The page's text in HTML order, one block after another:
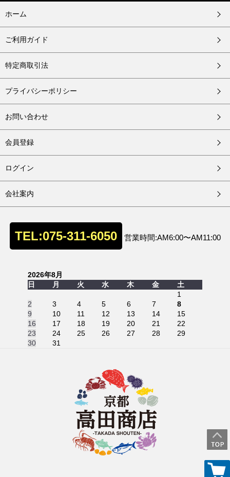
ホーム
ご利用ガイド
特定商取引法
プライバシーポリシー
お問い合わせ
会員登録
ログイン
会社案内
TEL:075-311-6050 営業時間:AM6:00〜AM11:00
2026年8月
日
月 火 水 木 金
土
1
2
3 4 5 6 7
8
9
10 11 12 13 14
15
16
17 18 19 20 21
22
23
24 25 26 27 28
29
30
31